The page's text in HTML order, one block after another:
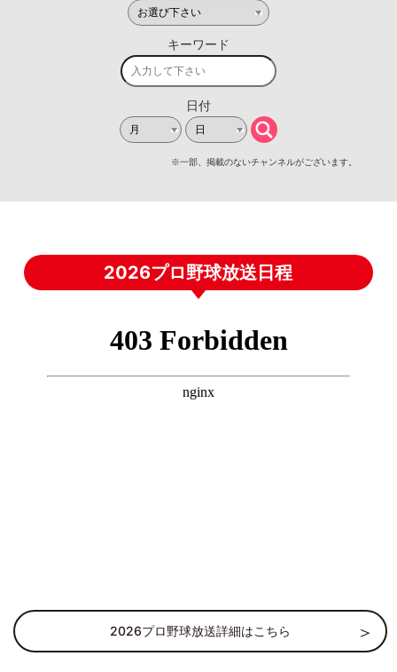
2026プロ野球放送日程
2026プロ野球放送詳細はこちら